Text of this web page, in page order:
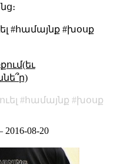
#համայնք #խօսք
համայնք
խօսք
2016-08-20